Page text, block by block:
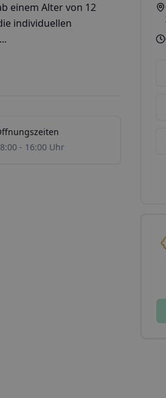
einem Alter von 12
individuellen
- 16:00 Uhr